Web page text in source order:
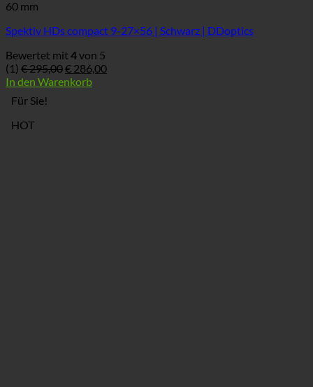
60 mm
Spektiv HDs compact 9-27×56 | Schwarz | DDoptics
Bewertet mit 4von 5
(1) €295,00Ursprünglicher
Preis
€ 286,00Aktueller
In den Warenkorb
Für Sie!
HOT